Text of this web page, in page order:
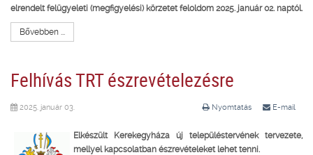
elrendeltfelügyeleti (megfigyelési) körzetet feloldom 2025. január 02. naptól.
Bővebben ...
Felhívás TRT észrevételezésre
Nyomtatás E-mail
2025. január 03.
Elkészült Kerekegyháza új településtervének tervezete,
mellyel kapcsolatban észrevételeket lehet tenni.